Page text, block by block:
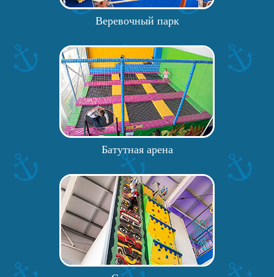
Веревочный парк
Батутная арена